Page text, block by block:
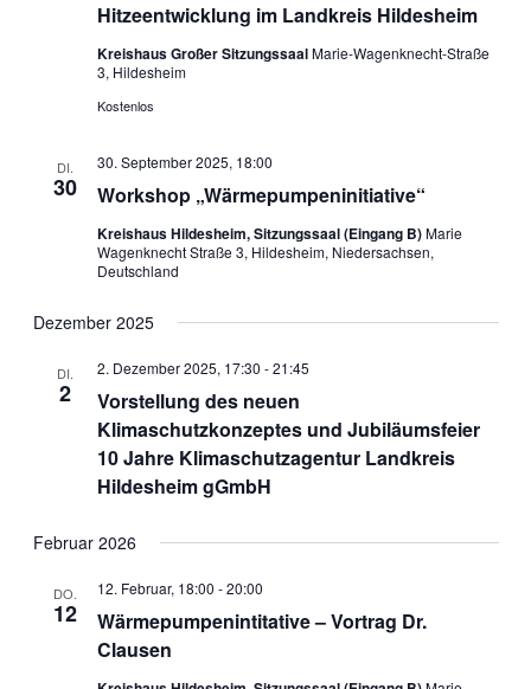
Hitzeentwicklung im Landkreis Hildesheim
Kreishaus Großer SitzungssaalMarie-Wagenknecht-Straße
3, Hildesheim
Kostenlos
DI.
30 Workshop „Wärmepumpeninitiative“
30. September 2025, 18:00
Kreishaus Hildesheim, Sitzungssaal (Eingang B)Marie
Wagenknecht Straße 3, Hildesheim, Niedersachsen,
Deutschland
Dezember 2025
DI.
2
Vorstellung des neuen
Klimaschutzkonzeptes und Jubiläumsfeier
10 Jahre Klimaschutzagentur Landkreis
Hildesheim gGmbH
2. Dezember 2025, 17:30 -21:45
Februar 2026
DO.
12
Wärmepumpenintitative – Vortrag Dr.
Clausen
12. Februar, 18:00 -20:00